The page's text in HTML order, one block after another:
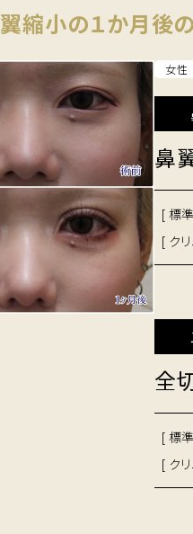
縮小の１か月後
女性
鼻
[ 標
[ ク
全
[ 標
[ ク